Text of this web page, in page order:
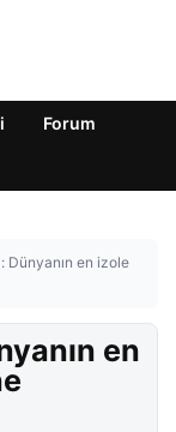
Forum
Dünyanın en izole
en